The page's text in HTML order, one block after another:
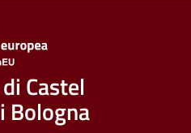
Castel
Bologna